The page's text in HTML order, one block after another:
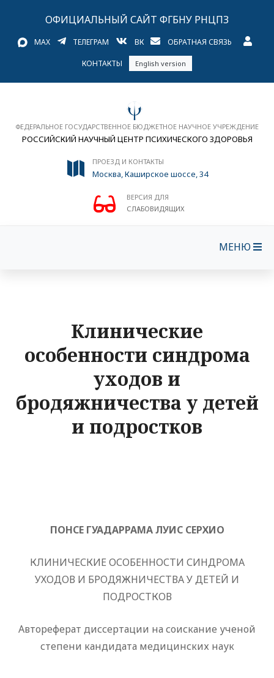
ОФИЦИАЛЬНЫЙ САЙТ ФГБНУ РНЦПЗ
MAX ТЕЛЕГРАМ ВК ОБРАТНАЯ СВЯЗЬ
КОНТАКТЫ English version
ФЕДЕРАЛЬНОЕ ГОСУДАРСТВЕННОЕ БЮДЖЕТНОЕ НАУЧНОЕ УЧРЕЖДЕНИЕ
РОССИЙСКИЙ НАУЧНЫЙ ЦЕНТР ПСИХИЧЕСКОГО ЗДОРОВЬЯ
ПРОЕЗД И КОНТАКТЫ
Москва, Каширское шоссе, 34
ВЕРСИЯ ДЛЯ
СЛАБОВИДЯЩИХ
МЕНЮ
Клинические
особенности синдрома
уходов и
бродяжничества у детей
и подростков
ПОНСЕ ГУАДАРРАМА ЛУИС СЕРХИО
КЛИНИЧЕСКИЕ ОСОБЕННОСТИ СИНДРОМА
УХОДОВ И БРОДЯЖНИЧЕСТВА У ДЕТЕЙ И
ПОДРОСТКОВ
Автореферат диссертации на соискание ученой
степени кандидата медицинских наук